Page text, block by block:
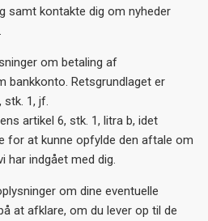
samt kontakte dig om nyheder
om betaling af
bankkonto. Retsgrundlaget er
stk. 1, jf.
artikel 6, stk. 1, litra b, idet
for at kunne opfylde den aftale om
har indgået med dig.
om dine eventuelle
at afklare, om du lever op til de